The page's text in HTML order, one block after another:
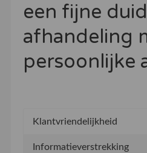
een fijne
afhandeling
persoonlijke
Klantvriendelijkheid
Informatieverstrekking